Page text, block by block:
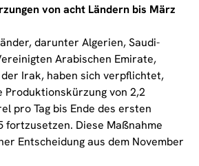
von acht Ländern bis März
darunter Algerien, Saudi-
Arabischen Emirate,
der Irak, haben sich verpflichtet,
Produktionskürzung von 2,2
pro Tag bis Ende des ersten
fortzusetzen. Diese Maßnahme
Entscheidung aus dem November